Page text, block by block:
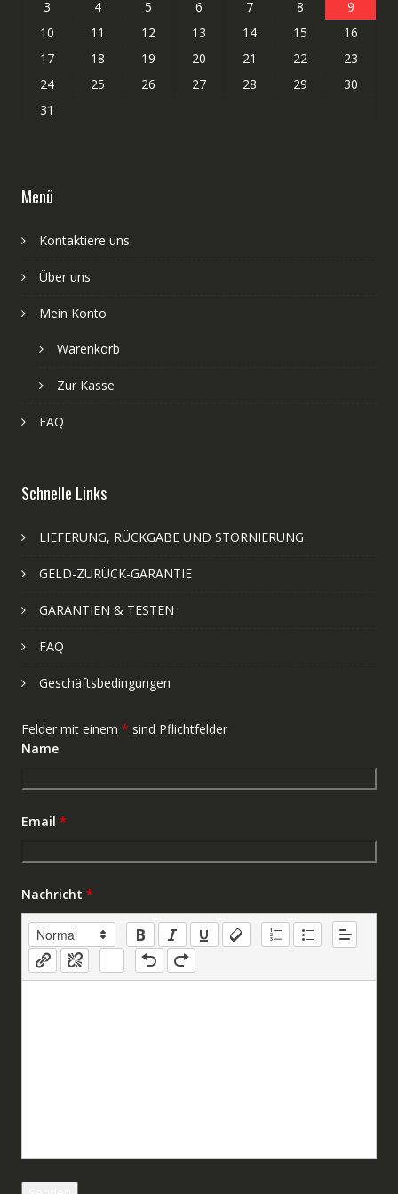
3
4 5 6 7 8
9
10
11 12 13 14 15
16
17
18 19 20 21 22
23
24
25 26 27 28 29
30
31
Menü
Kontaktiere uns
Über uns
Mein Konto
Warenkorb
Zur Kasse
FAQ
Schnelle Links
LIEFERUNG, RÜCKGABE UND STORNIERUNG
GELD-ZURÜCK-GARANTIE
GARANTIEN & TESTEN
FAQ
Geschäftsbedingungen
Felder mit einem * sind Pflichtfelder
Name
Email *
Nachricht *